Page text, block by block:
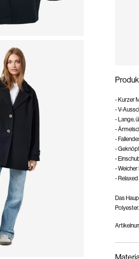
- Kurzer
- V-
- Lange,
-
-
-
-
-
- Relaxed
Das
Polyester.